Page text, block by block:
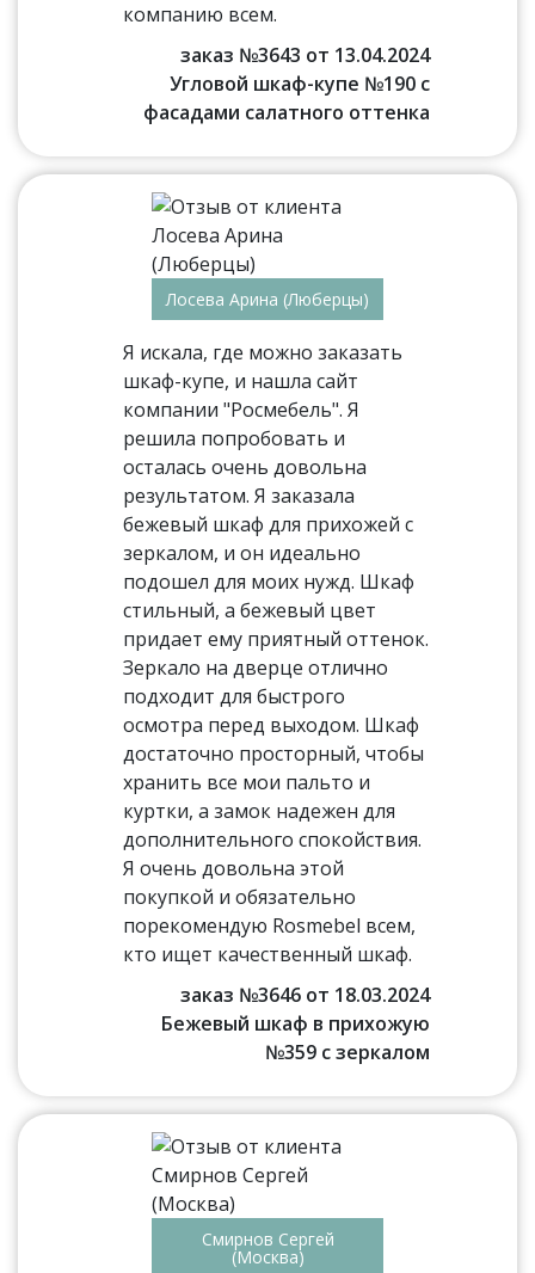
компанию всем.
заказ №3643 от 13.04.2024
Угловой шкаф-купе №190 с
фасадами салатного оттенка
Лосева Арина (Люберцы)
Я искала, где можно заказать
шкаф-купе, и нашла сайт
компании "Росмебель". Я
решила попробовать и
осталась очень довольна
результатом. Я заказала
бежевый шкаф для прихожей с
зеркалом, и он идеально
подошел для моих нужд. Шкаф
стильный, а бежевый цвет
придает ему приятный оттенок.
Зеркало на дверце отлично
подходит для быстрого
осмотра перед выходом. Шкаф
достаточно просторный, чтобы
хранить все мои пальто и
куртки, а замок надежен для
дополнительного спокойствия.
Я очень довольна этой
покупкой и обязательно
порекомендую Rosmebel всем,
кто ищет качественный шкаф.
заказ №3646 от 18.03.2024
Бежевый шкаф в прихожую
№359 с зеркалом
Смирнов Сергей
(Москва)